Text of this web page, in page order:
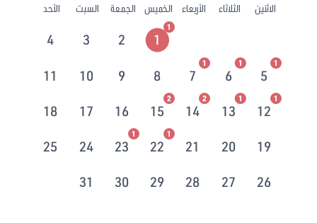
الاثنين الثلاثاء الأربعاء الخميس الجمعة السبت الأحد
1
1
2
3
4
5
1
6
1
7
1
8
9
10
11
12
1
13
1
14
2
15
2
16
17
18
19
20
21
22
1
23
1
24
25
26
27
28
29
30
31